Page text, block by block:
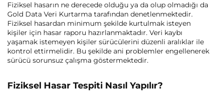
Fiziksel hasarın ne derecede olduğu ya da olup olmadığı da
Gold Data Veri Kurtarma tarafından denetlenmektedir.
Fiziksel hasardan minimum şekilde kurtulmak isteyen
kişiler için hasar raporu hazırlanmaktadır. Veri kaybı
yaşamak istemeyen kişiler sürücülerini düzenli aralıklar ile
kontrol ettirmelidir. Bu şekilde ani problemler engellenerek
sürücü sorunsuz çalışma göstermektedir.
Fiziksel Hasar Tespiti Nasıl Yapılır?